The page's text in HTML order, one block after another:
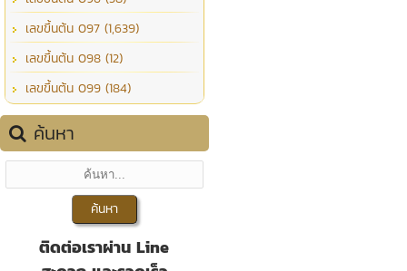
เลขขึ้นต้น 097 (1,639)
เลขขึ้นต้น 098 (12)
เลขขึ้นต้น 099 (184)
ค้นหา
ติดต่อเราผ่าน Line